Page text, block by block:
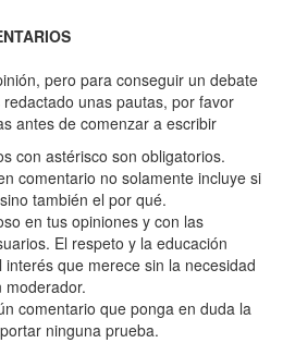
pero para conseguir un debate
unas pautas, por favor
antes de comenzar a escribir
con astérisco son obligatorios.
comentario no solamente incluye si
también el por qué.
en tus opiniones y con las
El respeto y la educación
que merece sin la necesidad
moderador.
comentario que ponga en duda la
ninguna prueba.